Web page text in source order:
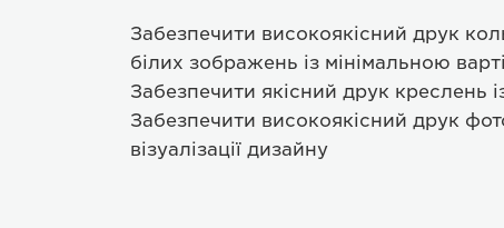
Забезпечити високоякісний друк
білих зображень із мінімальною
Забезпечити якісний друк креслень
Забезпечити високоякісний друк
візуалізації дизайну